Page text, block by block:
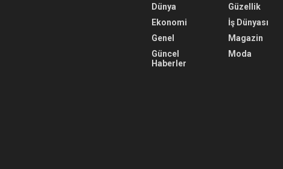
Dünya
Ekonomi
Genel
Güncel
Haberler
Güzellik
İş Dünyası
Magazin
Moda